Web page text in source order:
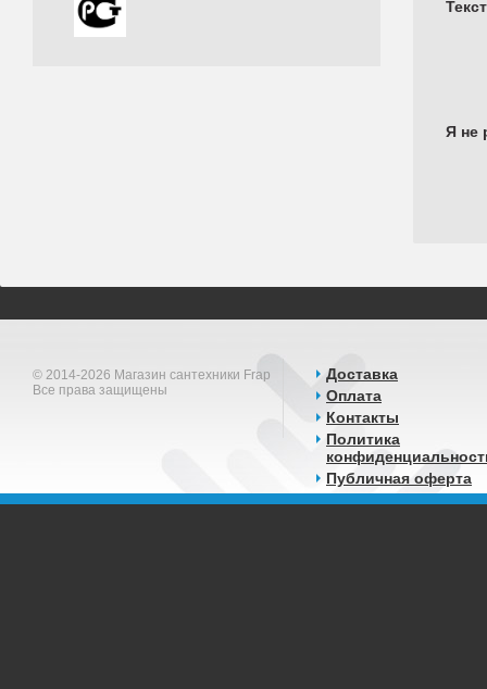
Я не
© 2014-2026 Магазин сантехники Frap
Все права защищены
Доставка
Оплата
Контакты
Политика
Публичная оферта